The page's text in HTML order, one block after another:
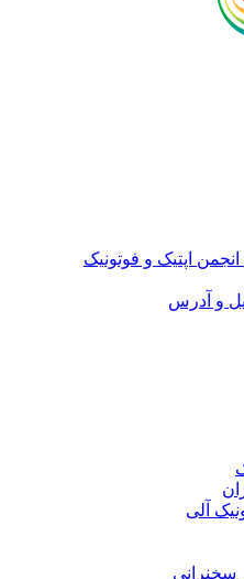
اپتیک و فوتونیک
و آدرس
آلی